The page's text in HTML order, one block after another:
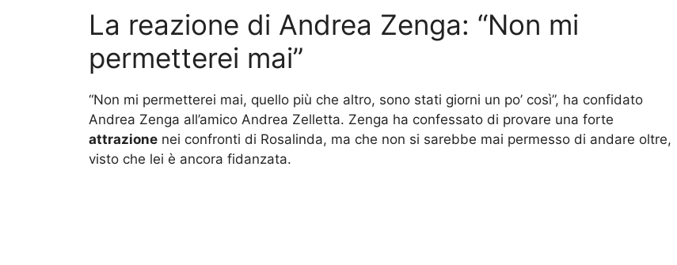
La reazione di Andrea Zenga: “Non mi
permetterei mai”
“Non mi permetterei mai, quello più che altro, sono stati giorni un po’ così”, ha confidato
Andrea Zenga all’amico Andrea Zelletta. Zenga ha confessato di provare una forte
attrazione nei confronti di Rosalinda, ma che non si sarebbe mai permesso di andare oltre,
visto che lei è ancora fidanzata.